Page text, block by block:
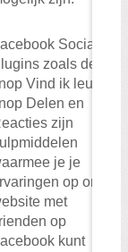
Social
zoals de
Vind ik leuk, de
Delen en
zijn
je je
op onze
met
op
kunt